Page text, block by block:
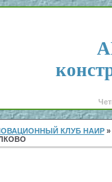
КЛУБ НАИР»